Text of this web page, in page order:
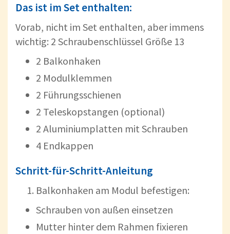
Das ist im Set enthalten:
Vorab, nicht im Set enthalten, aber immens
wichtig: 2 Schraubenschlüssel Größe 13
2 Balkonhaken
2 Modulklemmen
2 Führungsschienen
2 Teleskopstangen (optional)
2 Aluminiumplatten mit Schrauben
4 Endkappen
Schritt-für-Schritt-Anleitung
Balkonhaken am Modul befestigen:
Schrauben von außen einsetzen
Mutter hinter dem Rahmen fixieren